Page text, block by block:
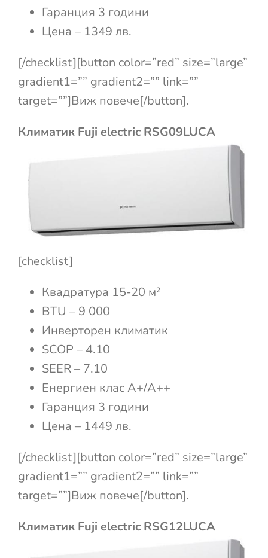
Гаранция 3 години
Цена – 1349 лв.
[/checklist][button color=”red” size=”large”
gradient1=”” gradient2=”” link=””
target=””]Виж повече[/button].
Климатик Fuji electric RSG09LUCA
[checklist]
Квадратура 15-20 м²
BTU – 9 000
Инверторен климатик
SCOP – 4.10
SEER – 7.10
Енергиен клас А+/А++
Гаранция 3 години
Цена – 1449 лв.
[/checklist][button color=”red” size=”large”
gradient1=”” gradient2=”” link=””
target=””]Виж повече[/button].
Климатик Fuji electric RSG12LUCA